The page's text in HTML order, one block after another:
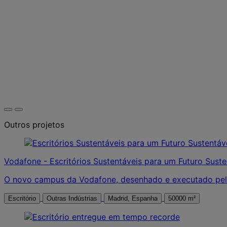
Outros projetos
Vodafone - Escritórios Sustentáveis para um Futuro
O novo campus da Vodafone, desenhado e executado
Escritório Outras Indústrias Madrid, Espanha 50000 m²